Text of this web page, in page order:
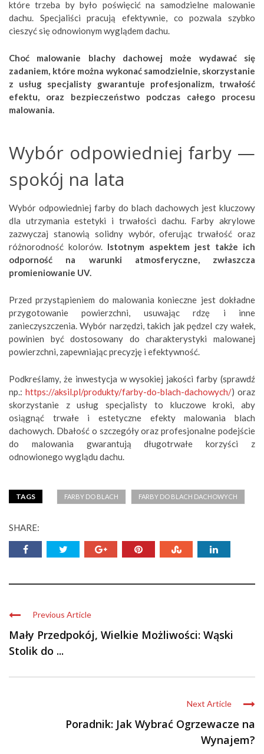
które trzeba by było poświęcić na samodzielne malowanie
dachu. Specjaliści pracują efektywnie, co pozwala szybko
cieszyć się odnowionym wyglądem dachu.
Choć malowanie blachy dachowej może wydawać się
zadaniem, które można wykonać samodzielnie, skorzystanie
z usług specjalisty gwarantuje profesjonalizm, trwałość
efektu, oraz bezpieczeństwo podczas całego procesu
malowania.
Wybór odpowiedniej farby —
spokój na lata
Wybór odpowiedniej farby do blach dachowych jest kluczowy
dla utrzymania estetyki i trwałości dachu. Farby akrylowe
zazwyczaj stanowią solidny wybór, oferując trwałość oraz
różnorodność kolorów. Istotnym aspektem jest także ich
odporność na warunki atmosferyczne, zwłaszcza
promieniowanie UV.
Przed przystąpieniem do malowania konieczne jest dokładne
przygotowanie powierzchni, usuwając rdzę i inne
zanieczyszczenia. Wybór narzędzi, takich jak pędzel czy wałek,
powinien być dostosowany do charakterystyki malowanej
powierzchni, zapewniając precyzję i efektywność.
Podkreślamy, że inwestycja w wysokiej jakości farby (sprawdź
np.: https://aksil.pl/produkty/farby-do-blach-dachowych/) oraz
skorzystanie z usług specjalisty to kluczowe kroki, aby
osiągnąć trwałe i estetyczne efekty malowania blach
dachowych. Dbałość o szczegóły oraz profesjonalne podejście
do malowania gwarantują długotrwałe korzyści z
odnowionego wyglądu dachu.
TAGS FARBY DO BLACH FARBY DO BLACH DACHOWYCH
SHARE:
Previous Article
Mały Przedpokój, Wielkie Możliwości: Wąski
Stolik do ...
Next Article
Poradnik: Jak Wybrać Ogrzewacze na
Wynajem?